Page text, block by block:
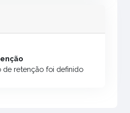
de retenção foi definido